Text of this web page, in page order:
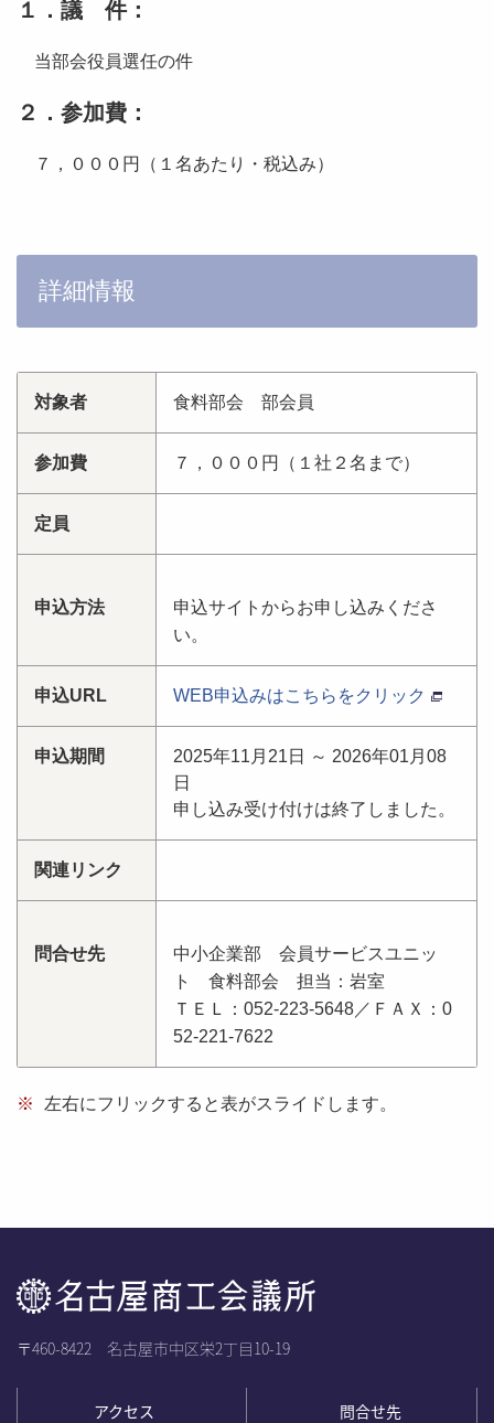
１．議 件：
当部会役員選任の件
２．参加費：
７，０００円（１名あたり・税込み）
詳細情報
対象者 食料部会 部会員
参加費 ７，０００円（１社２名まで）
定員
申込方法
申込サイトからお申し込みくださ
い。
申込URL WEB申込みはこちらをクリック
申込期間
2025年11月21日 ～ 2026年01月08
日
申し込み受け付けは終了しました。
関連リンク
問合せ先
中小企業部 会員サービスユニッ
ト 食料部会 担当：岩室
ＴＥＬ：052-223-5648／ＦＡＸ：0
52-221-7622
※ 左右にフリックすると表がスライドします。
〒460-8422 名古屋市中区栄2丁目10-19
アクセス 問合せ先